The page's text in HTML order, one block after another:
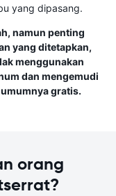
yang dipasang.
namun penting
yang ditetapkan,
menggunakan
dan mengemudi
gratis.
orang